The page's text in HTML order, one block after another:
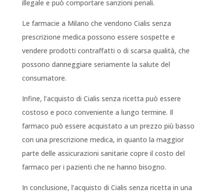
illegale e può comportare sanzioni penali.
Le farmacie a Milano che vendono Cialis senza
prescrizione medica possono essere sospette e
vendere prodotti contraffatti o di scarsa qualità, che
possono danneggiare seriamente la salute del
consumatore.
Infine, l’acquisto di Cialis senza ricetta può essere
costoso e poco conveniente a lungo termine. Il
farmaco può essere acquistato a un prezzo più basso
con una prescrizione medica, in quanto la maggior
parte delle assicurazioni sanitarie copre il costo del
farmaco per i pazienti che ne hanno bisogno.
In conclusione, l’acquisto di Cialis senza ricetta in una